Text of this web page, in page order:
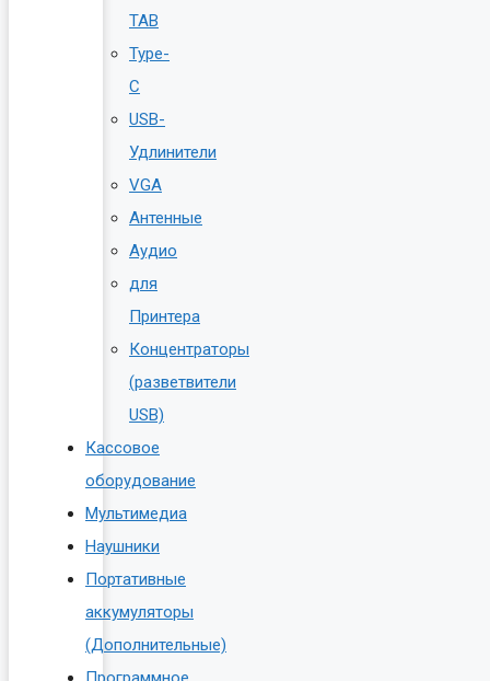
TAB
Type-
C
USB-
Удлинители
VGA
Антенные
Аудио
для
Принтера
Концентраторы
(разветвители
USB)
Кассовое
оборудование
Мультимедиа
Наушники
Портативные
аккумуляторы
(Дополнительные)